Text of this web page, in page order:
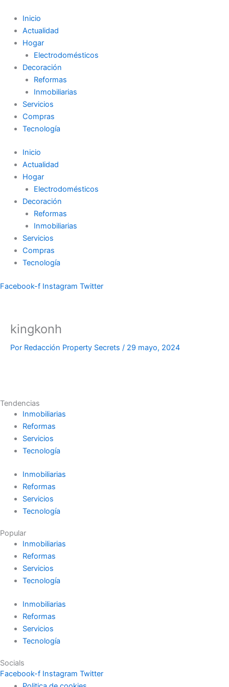
contenido
Inicio
Actualidad
Hogar
Electrodomésticos
Decoración
Reformas
Inmobiliarias
Servicios
Compras
Tecnología
Inicio
Actualidad
Hogar
Electrodomésticos
Decoración
Reformas
Inmobiliarias
Servicios
Compras
Tecnología
Facebook-f Instagram Twitter
kingkonh
Por Redacción Property Secrets / 29 mayo, 2024
Tendencias
Inmobiliarias
Reformas
Servicios
Tecnología
Inmobiliarias
Reformas
Servicios
Tecnología
Popular
Inmobiliarias
Reformas
Servicios
Tecnología
Inmobiliarias
Reformas
Servicios
Tecnología
Socials
Facebook-f Instagram Twitter